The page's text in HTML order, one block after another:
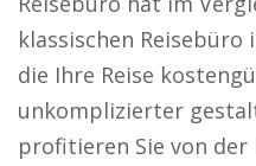
klassischen
die Ihre Reise
unkomplizierter
profitieren Sie von